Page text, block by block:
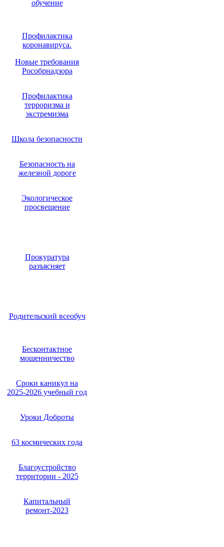
обучение
Профилактика
коронавируса.
Новые требования
Рособрнадзора
Профилактика
терроризма и
экстремизма
Школа безопасности
Безопасность на
железной дороге
Экологическое
просвещение
Прокуратура
разъясняет
Родительский всеобуч
Бесконтактное
мошенничество
Сроки каникул на
2025-2026 учебный год
Уроки Доброты
63 космических года
Благоустройство
территории - 2025
Капитальный
ремонт-2023